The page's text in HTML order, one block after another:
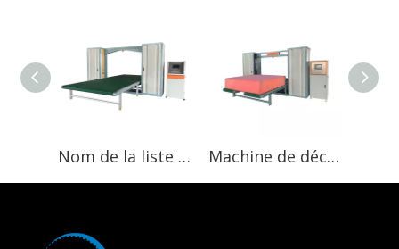
Nom de la liste des produits : machine de découpe de mousse facile à couper horizontalement Machine de découpe de mousse de latex verticale et plate, nouveau produit en vente sur alibaba